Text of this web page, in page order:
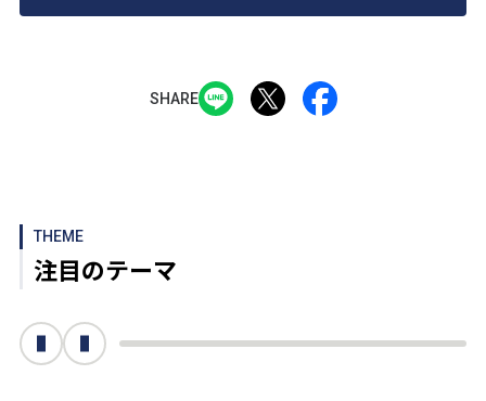
SHARE
THEME
注目のテーマ
前へ
次へ